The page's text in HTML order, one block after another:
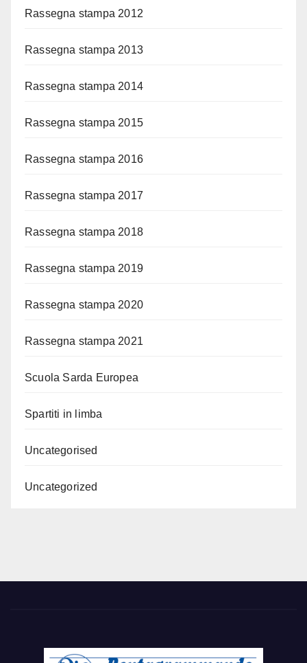
Rassegna stampa 2012
Rassegna stampa 2013
Rassegna stampa 2014
Rassegna stampa 2015
Rassegna stampa 2016
Rassegna stampa 2017
Rassegna stampa 2018
Rassegna stampa 2019
Rassegna stampa 2020
Rassegna stampa 2021
Scuola Sarda Europea
Spartiti in limba
Uncategorised
Uncategorized